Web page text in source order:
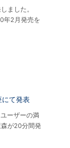
ました。
年2月発売を
て発表
ーザーの満
が20分間発